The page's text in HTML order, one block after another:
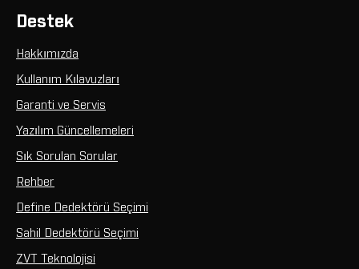
Destek
Hakkımızda
Kullanım Kılavuzları
Garanti ve Servis
Yazılım Güncellemeleri
Sık Sorulan Sorular
Rehber
Define Dedektörü Seçimi
Sahil Dedektörü Seçimi
ZVT Teknolojisi